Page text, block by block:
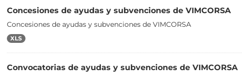
Concesiones de ayudas y subvenciones de VIMCORSA
Concesiones de ayudas y subvenciones de VIMCORSA
XLS
Convocatorias de ayudas y subvenciones de VIMCORSA